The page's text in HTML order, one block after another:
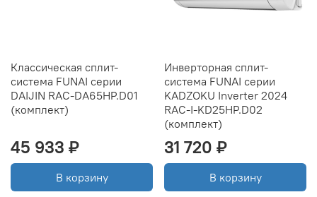
Классическая сплит-
система FUNAI серии
DAIJIN RAC-DA65HP.D01
(комплект)
45 933 ₽
В корзину
Инверторная сплит-
система FUNAI серии
KADZOKU Inverter 2024
RAC-I-KD25HP.D02
(комплект)
31 720 ₽
В корзину